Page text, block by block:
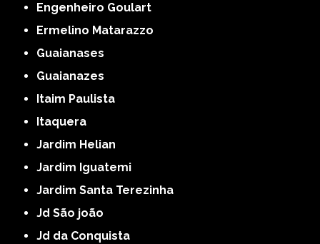
Engenheiro Goulart
Ermelino Matarazzo
Guaianases
Guaianazes
Itaim Paulista
Itaquera
Jardim Helian
Jardim Iguatemi
Jardim Santa Terezinha
Jd São joão
Jd da Conquista